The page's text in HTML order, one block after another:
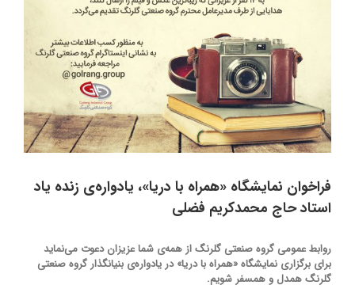
فراخوان نمایشگاه «همراه با دریا»، یادواره‌ی زنده یاد
استاد حاج محمدکریم فضلی
روابط عمومی گروه صنعتی گلرنگ از همه‌ی شما عزیزان دعوت می‌نماید
برای برگزاری نمایشگاه «همراه با دریا» در یادواره‌ی بنیانگذار گروه صنعتی
گلرنگ همدل و همسفر شویم.